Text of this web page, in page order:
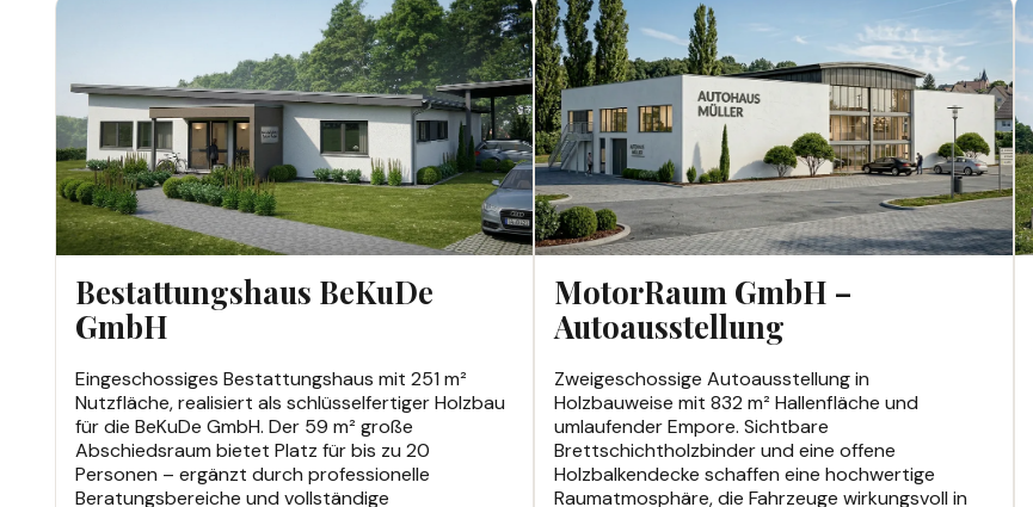
Bestattungshaus BeKuDe
GmbH
Eingeschossiges Bestattungshaus mit 251 m²
Nutzfläche, realisiert als schlüsselfertiger Holzbau
für die BeKuDe GmbH. Der 59 m² große
Abschiedsraum bietet Platz für bis zu 20
Personen – ergänzt durch professionelle
Beratungsbereiche und vollständige
MotorRaum GmbH –
Autoausstellung
Zweigeschossige Autoausstellung in
Holzbauweise mit 832 m² Hallenfläche und
umlaufender Empore. Sichtbare
Brettschichtholzbinder und eine offene
Holzbalkendecke schaffen eine hochwertige
Raumatmosphäre, die Fahrzeuge wirkungsvoll in